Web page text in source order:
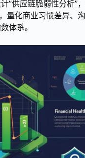
”供应链脆弱性分析”
量化商业习惯差异、
体系。